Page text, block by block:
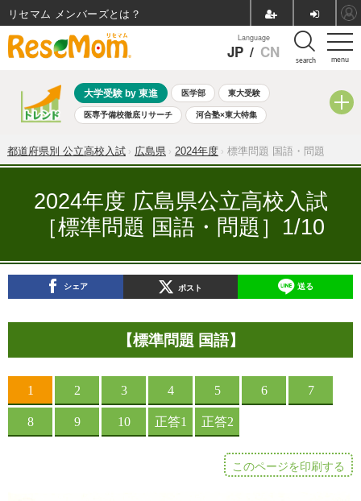
menu
Language
JP / CN search
大学受験 by 東進 医学部 東大受験
医専予備校徹底リサーチ 河合塾×東大特集
共通テスト 夏休み 8月開催学校説明会・相談会
自由研究教材（小学生向け） 自由研究教材（中学生向け）
ランキング
都道府県別 公立高校入試 広島県 2024年度 標準問題 国語・問題
2024年度 広島県公立高校入試
［標準問題 国語・問題］1/10
シェア ポスト 送る
【標準問題 国語】
このページを印刷する
リセマム メンバーズ